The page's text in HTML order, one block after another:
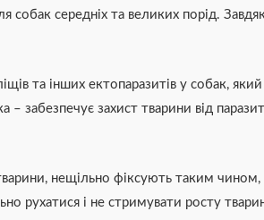
собак середніх та великих порід.
та інших ектопаразитів у собак,
забезпечує захист тварини від
нещільно фіксують таким
рухатися і не стримувати росту